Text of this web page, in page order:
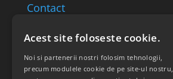
Contact
Acest site foloseste cookie.
Noi si partenerii nostri folosim tehnologii,
precum modulele cookie de pe site-ul nostru,